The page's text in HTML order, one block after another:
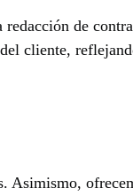
de
cliente,
Asimismo,